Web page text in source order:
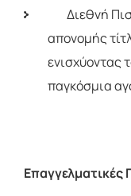
Διεθνή
απονομής
ενισχύοντας
παγκόσμια
Επαγγελματικές